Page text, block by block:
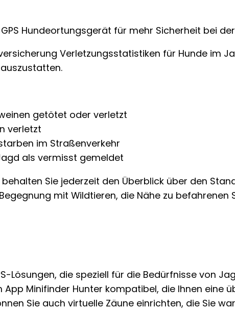
Verletzungsstatistiken für Hunde im
getötet oder verletzt
verletzt
im Straßenverkehr
als vermisst gemeldet
Sie jederzeit den Überblick über den
mit Wildtieren, die Nähe zu
Lösungen, die speziell für die Bedürfnisse von
Minifinder Hunter kompatibel, die Ihnen eine
Sie auch virtuelle Zäune einrichten, die Sie